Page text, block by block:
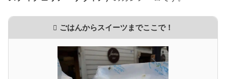
ごはんからスイーツまでここで！